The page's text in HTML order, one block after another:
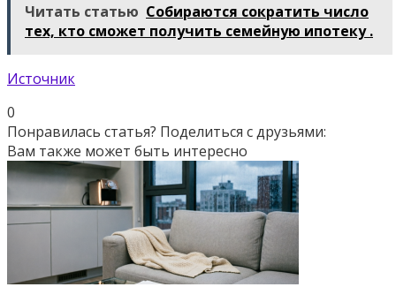
Читать статью Собираются сократить число
тех, кто сможет получить семейную ипотеку .
Источник
0
Понравилась статья? Поделиться с друзьями:
Вам также может быть интересно